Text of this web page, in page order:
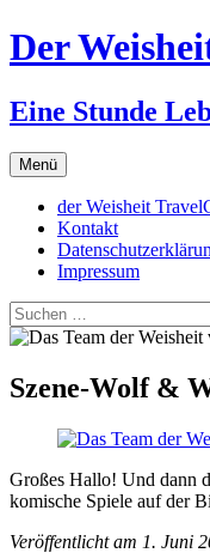
Zum
Inhalt
Der
Eine Stunde
Menü
der Weisheit
Kontakt
Impressum
Suchen
nach:
Szene-Wolf &
Großes Hallo! Und dann
komische Spiele auf der
Veröffentlicht am 1. Juni